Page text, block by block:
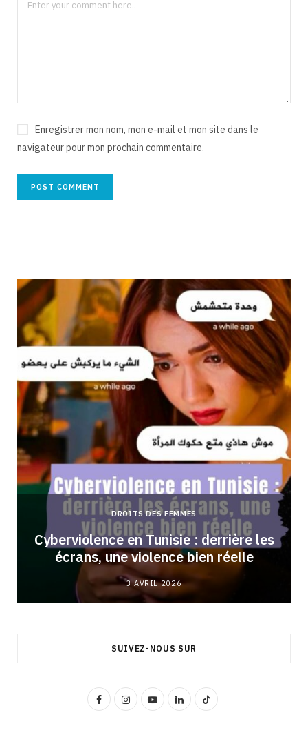
Enregistrer mon nom, mon e-mail et mon site dans le
navigateur pour mon prochain commentaire.
DROITS DES FEMMES
Cyberviolence en Tunisie : derrière les
écrans, une violence bien réelle
3 AVRIL 2026
SUIVEZ-NOUS SUR
F
I
Y
L
T